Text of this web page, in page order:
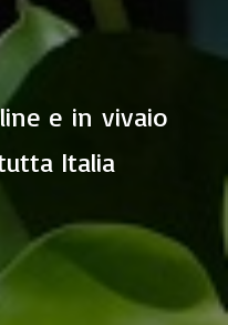
e in vivaio
Italia